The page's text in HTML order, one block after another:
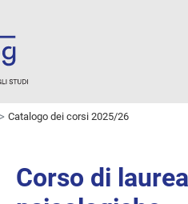
Catalogo dei corsi 2025/26
Corso di